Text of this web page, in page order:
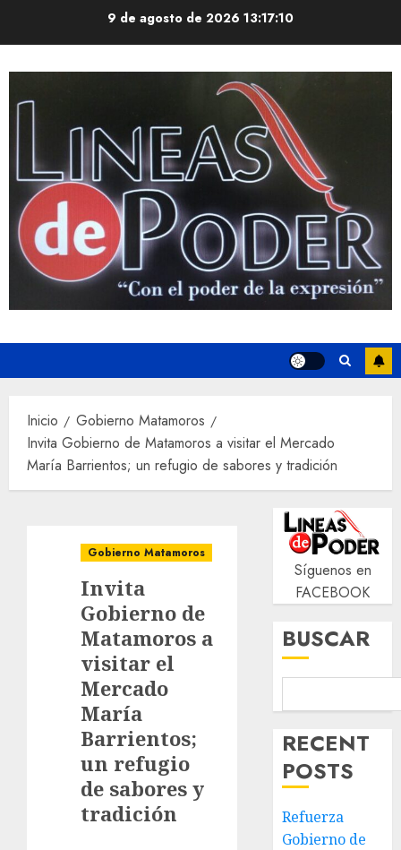
9 de agosto de 202613:17:11
Inicio
Gobierno Matamoros
Invita Gobierno de Matamoros a visitar el Mercado
María Barrientos; un refugio de sabores y tradición
Gobierno Matamoros
Invita
Gobierno de
Matamoros a
visitar el
Mercado
María
Barrientos;
un refugio
de sabores y
tradición
Síguenos en
FACEBOOK
BUSCAR
RECENT
POSTS
Refuerza
Gobierno de